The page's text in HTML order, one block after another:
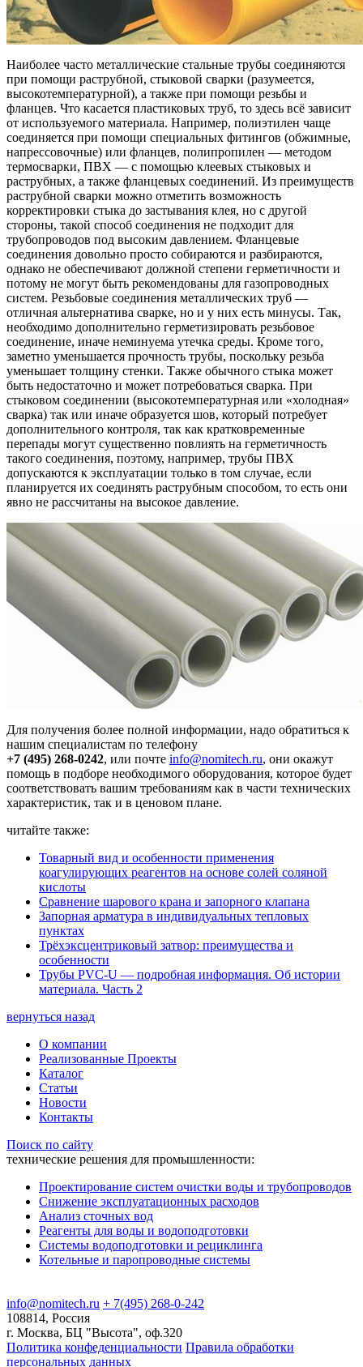
Наиболее часто металлические стальные трубы соединяются
при помощи раструбной, стыковой сварки (разумеется,
высокотемпературной), а также при помощи резьбы и
фланцев. Что касается пластиковых труб, то здесь всё зависит
от используемого материала. Например, полиэтилен чаще
соединяется при помощи специальных фитингов (обжимные,
напрессовочные) или фланцев, полипропилен — методом
термосварки, ПВХ — с помощью клеевых стыковых и
раструбных, а также фланцевых соединений. Из преимуществ
раструбной сварки можно отметить возможность
корректировки стыка до застывания клея, но с другой
стороны, такой способ соединения не подходит для
трубопроводов под высоким давлением. Фланцевые
соединения довольно просто собираются и разбираются,
однако не обеспечивают должной степени герметичности и
потому не могут быть рекомендованы для газопроводных
систем. Резьбовые соединения металлических труб —
отличная альтернатива сварке, но и у них есть минусы. Так,
необходимо дополнительно герметизировать резьбовое
соединение, иначе неминуема утечка среды. Кроме того,
заметно уменьшается прочность трубы, поскольку резьба
уменьшает толщину стенки. Также обычного стыка может
быть недостаточно и может потребоваться сварка. При
стыковом соединении (высокотемпературная или «холодная»
сварка) так или иначе образуется шов, который потребует
дополнительного контроля, так как кратковременные
перепады могут существенно повлиять на герметичность
такого соединения, поэтому, например, трубы ПВХ
допускаются к эксплуатации только в том случае, если
планируется их соединять раструбным способом, то есть они
явно не рассчитаны на высокое давление.
Для получения более полной информации, надо обратиться к
нашим специалистам по телефону
+7 (495) 268-0242, или почте info@nomitech.ru, они окажут
помощь в подборе необходимого оборудования, которое будет
соответствовать вашим требованиям как в части технических
характеристик, так и в ценовом плане.
читайте также:
Товарный вид и особенности применения
коагулирующих реагентов на основе солей соляной
кислоты
Сравнение шарового крана и запорного клапана
Запорная арматура в индивидуальных тепловых
пунктах
Трёхэксцентриковый затвор: преимущества и
особенности
Трубы PVC-U — подробная информация. Об истории
материала. Часть 2
вернуться назад
О компании
Реализованные Проекты
Каталог
Статьи
Новости
Контакты
Поиск по сайту
технические решения для промышленности:
Проектирование систем очистки воды и трубопроводов
Снижение эксплуатационных расходов
Анализ сточных вод
Реагенты для воды и водоподготовки
Системы водоподготовки и рециклинга
Котельные и паропроводные системы
info@nomitech.ru + 7(495) 268-0-242
108814, Россия
г. Москва, БЦ "Высота", оф.320
Политика конфеденциальности Правила обработки
персональных данных